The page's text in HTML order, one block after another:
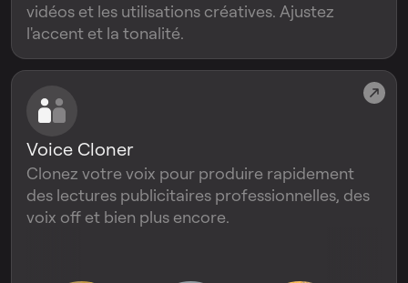
vidéos et les utilisations créatives. Ajustez
l'accent et la tonalité.
Voice Cloner
Clonez votre voix pour produire rapidement
des lectures publicitaires professionnelles, des
voix off et bien plus encore.